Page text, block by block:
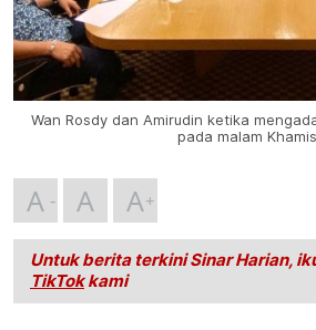
Wan Rosdy dan Amirudin ketika
pada malam
A A A
Untuk berita terkini Sinar Harian,
TikTokkami